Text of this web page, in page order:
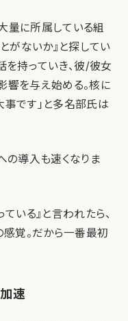
量に所属している組
がないか』と探してい
を持っていき、彼/彼女
響を与え始める。核に
です」と多名部氏は
の導入も速くなりま
いる』と言われたら、
感覚。だから一番最初
速